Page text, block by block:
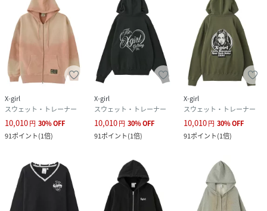
場合がございます。
また表示のサイズ感と実物は若干異なる場合もございますの
で、予めご了承ください。
・商品の色味の目安は、商品単体の画像をご参照ください。
・画像の商品はサンプルとなります。実際の商品と色味、仕
様、加工、サイズ、素材等が若干異なる場合がございます。
・予約商品など一部商品につきましては、生産の都合上、お
届け時期が前後する場合がございます。
商品コード 105261012014
(店舗でお問い合わせの際には、上記品番をお伝え下さい。)
サイズ/着丈/肩幅/身幅/袖丈
S/66/55/56/57.5
M/68/56/58/59
X-girl
スウェット・トレーナー
10,010円 30%OFF
91ポイント(1倍)
X-girl
スウェット・トレーナー
10,010円 30%OFF
91ポイント(1倍)
X-girl
スウェット・トレーナー
10,010円 30%OFF
91ポイント(1倍)